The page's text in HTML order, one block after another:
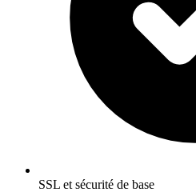
SSL et sécurité de base